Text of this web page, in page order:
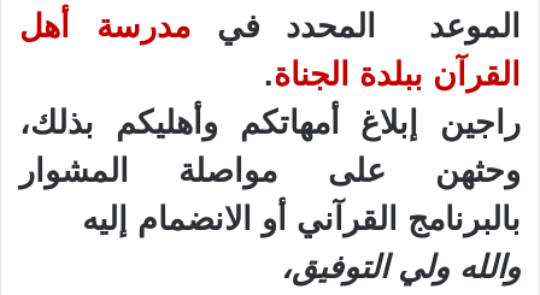
الموعد المحدد فيمدرسة أهل
القرآن ببلدة الجناة.
راجين إبلاغ أمهاتكم وأهليكم بذلك،
وحثهن على مواصلة المشوار
بالبرنامج القرآني أو الانضمام إليه
والله ولي التوفيق،